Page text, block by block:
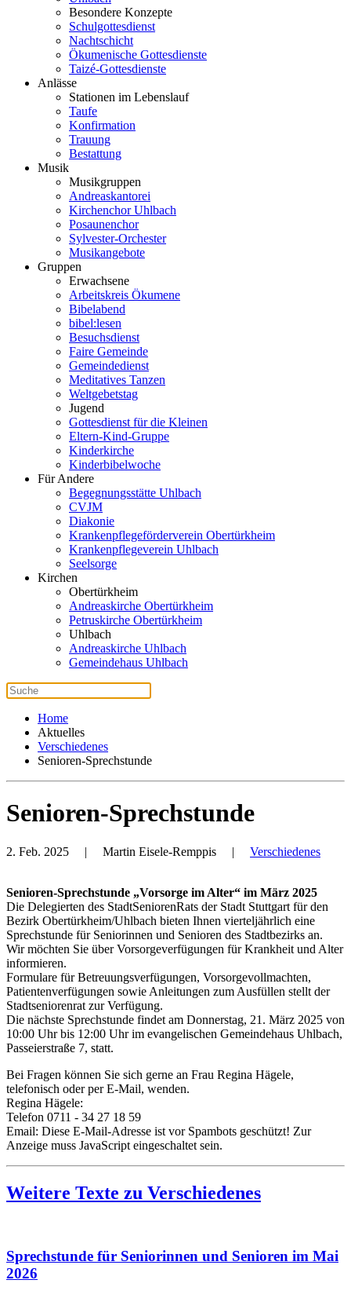
Besondere Konzepte
Schulgottesdienst
Nachtschicht
Ökumenische Gottesdienste
Taizé-Gottesdienste
Anlässe
Stationen im Lebenslauf
Taufe
Konfirmation
Trauung
Bestattung
Musik
Musikgruppen
Andreaskantorei
Kirchenchor Uhlbach
Posaunenchor
Sylvester-Orchester
Musikangebote
Gruppen
Erwachsene
Arbeitskreis Ökumene
Bibelabend
bibel:lesen
Besuchsdienst
Faire Gemeinde
Gemeindedienst
Meditatives Tanzen
Weltgebetstag
Jugend
Gottesdienst für die Kleinen
Eltern-Kind-Gruppe
Kinderkirche
Kinderbibelwoche
Für Andere
Begegnungsstätte Uhlbach
CVJM
Diakonie
Krankenpflegeförderverein Obertürkheim
Krankenpflegeverein Uhlbach
Seelsorge
Kirchen
Obertürkheim
Andreaskirche Obertürkheim
Petruskirche Obertürkheim
Uhlbach
Andreaskirche Uhlbach
Gemeindehaus Uhlbach
Home
Aktuelles
Verschiedenes
Senioren-Sprechstunde
Senioren-Sprechstunde
2. Feb. 2025 | Martin Eisele-Remppis | Verschiedenes
Senioren-Sprechstunde „Vorsorge im Alter“ im März 2025
Die Delegierten des StadtSeniorenRats der Stadt Stuttgart für den
Bezirk Obertürkheim/Uhlbach bieten Ihnen vierteljährlich eine
Sprechstunde für Seniorinnen und Senioren des Stadtbezirks an.
Wir möchten Sie über Vorsorgeverfügungen für Krankheit und Alter
informieren.
Formulare für Betreuungsverfügungen, Vorsorgevollmachten,
Patientenverfügungen sowie Anleitungen zum Ausfüllen stellt der
Stadtseniorenrat zur Verfügung.
Die nächste Sprechstunde findet am Donnerstag, 21. März 2025 von
10:00 Uhr bis 12:00 Uhr im evangelischen Gemeindehaus Uhlbach,
Passeierstraße 7, statt.
Bei Fragen können Sie sich gerne an Frau Regina Hägele,
telefonisch oder per E-Mail, wenden.
Regina Hägele:
Telefon 0711 - 34 27 18 59
Email: Diese E-Mail-Adresse ist vor Spambots geschützt! Zur
Anzeige muss JavaScript eingeschaltet sein.
Weitere Texte zu Verschiedenes
Sprechstunde für Seniorinnen und Senioren im Mai
2026